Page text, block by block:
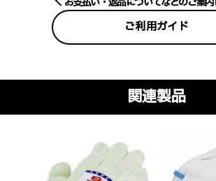
ご利用ガイド
関連製品